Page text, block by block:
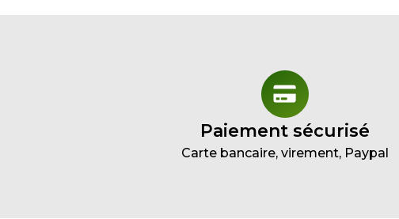
Paiement sécurisé
Carte bancaire, virement, Paypal